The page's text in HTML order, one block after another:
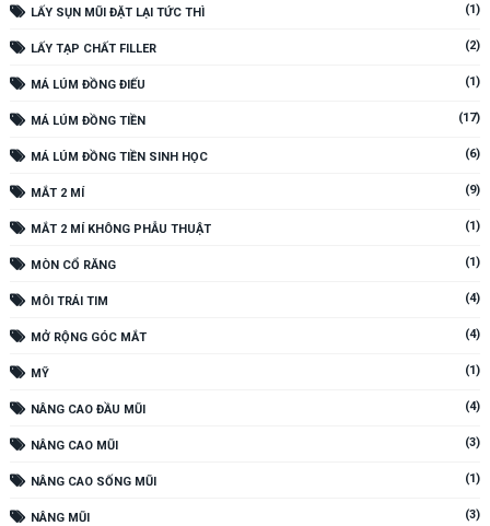
LẤY SỤN MŨI ĐẶT LẠI TỨC THÌ (1)
LẤY TẠP CHẤT FILLER (2)
MÁ LÚM ĐỒNG ĐIẾU (1)
MÁ LÚM ĐỒNG TIỀN (17)
MÁ LÚM ĐỒNG TIỀN SINH HỌC (6)
MẮT 2 MÍ (9)
MẮT 2 MÍ KHÔNG PHẪU THUẬT (1)
MÒN CỔ RĂNG (1)
MÔI TRÁI TIM (4)
MỞ RỘNG GÓC MẮT (4)
MỸ (1)
NÂNG CAO ĐẦU MŨI (4)
NÂNG CAO MŨI (3)
NÂNG CAO SỐNG MŨI (1)
NÂNG MŨI (3)